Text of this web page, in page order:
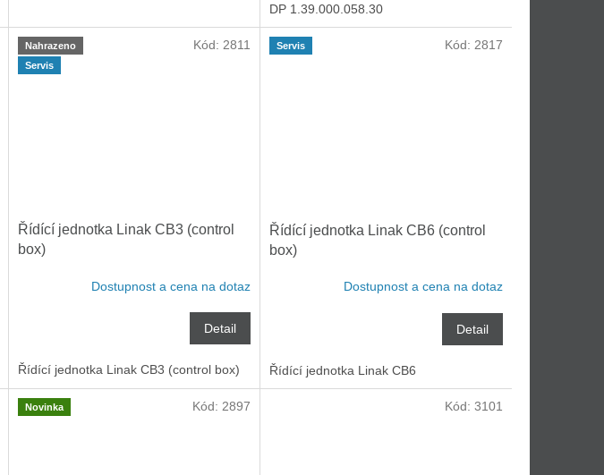
DP 1.39.000.058.30
Nahrazeno
Servis
Řídící jednotka Linak CB3 (control
box)
Dostupnost a cena na dotaz
Detail
Řídící jednotka Linak CB3 (control box)
Kód: 2811 Servis
Řídící jednotka Linak CB6 (control
box)
Dostupnost a cena na dotaz
Detail
Řídící jednotka Linak CB6
Kód: 2817
Novinka Kód: 2897 Kód: 3101